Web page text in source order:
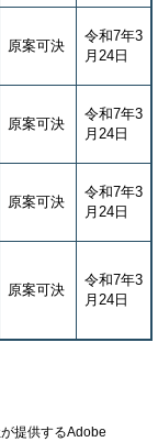
原案可決
令和7年3
月24日
原案可決
令和7年3
月24日
原案可決
令和7年3
月24日
原案可決
令和7年3
月24日
提供するAdobe